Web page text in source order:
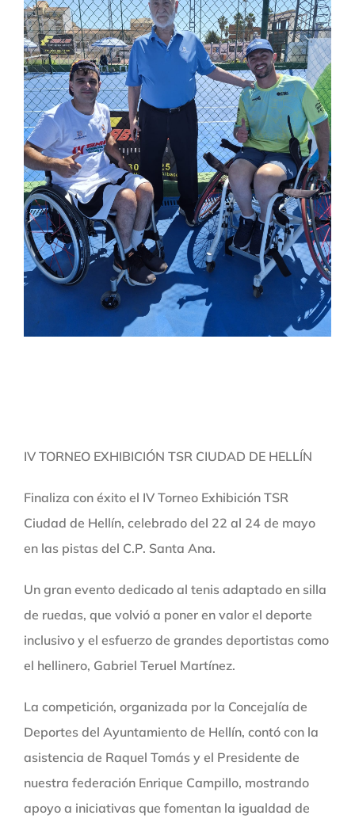
IV TORNEO EXHIBICIÓN TSR CIUDAD DE HELLÍN
Finaliza con éxito el IV Torneo Exhibición TSR
Ciudad de Hellín, celebrado del 22 al 24 de mayo
en las pistas del C.P. Santa Ana.
Un gran evento dedicado al tenis adaptado en silla
de ruedas, que volvió a poner en valor el deporte
inclusivo y el esfuerzo de grandes deportistas como
el hellinero, Gabriel Teruel Martínez.
La competición, organizada por la Concejalía de
Deportes del Ayuntamiento de Hellín, contó con la
asistencia de Raquel Tomás y el Presidente de
nuestra federación Enrique Campillo, mostrando
apoyo a iniciativas que fomentan la igualdad de